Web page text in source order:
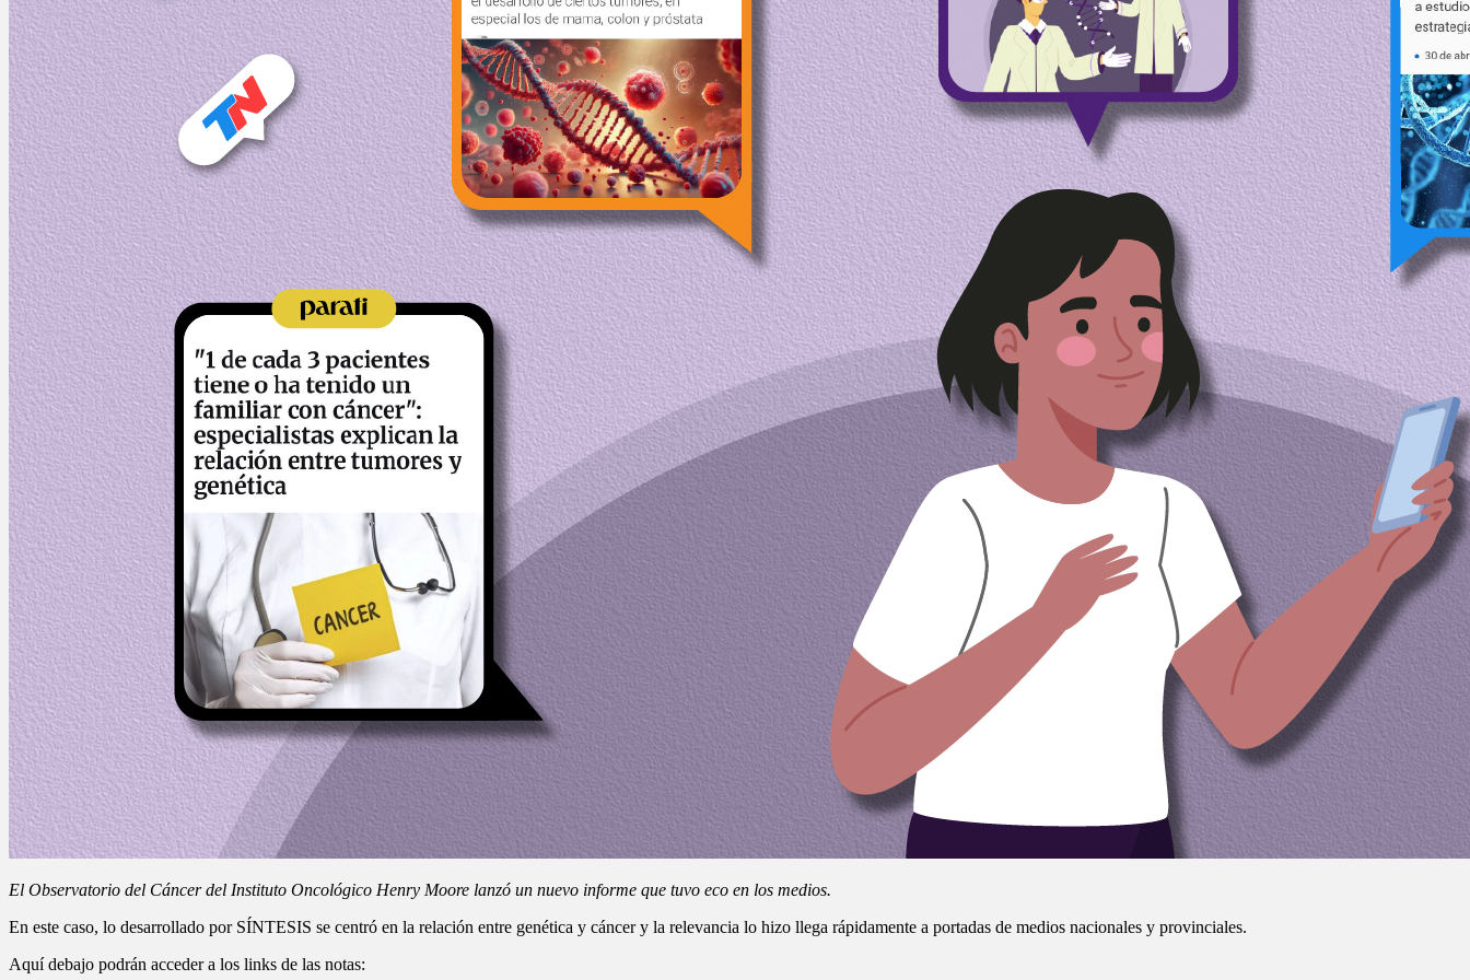
El Observatorio del Cáncer del Instituto Oncológico Henry Moore lanzó un nuevo informe que tuvo eco en los medios.
En este caso, lo desarrollado por SÍNTESIS se centró en la relación entre genética y cáncer y la relevancia lo hizo llega rápidamente a portadas de medios nacionales y provinciales.
Aquí debajo podrán acceder a los links de las notas: